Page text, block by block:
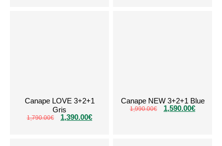
Canape LOVE 3+2+1
Gris
1,790.00€ 1,390.00€
Canape NEW 3+2+1 Blue
1,990.00€ 1,590.00€